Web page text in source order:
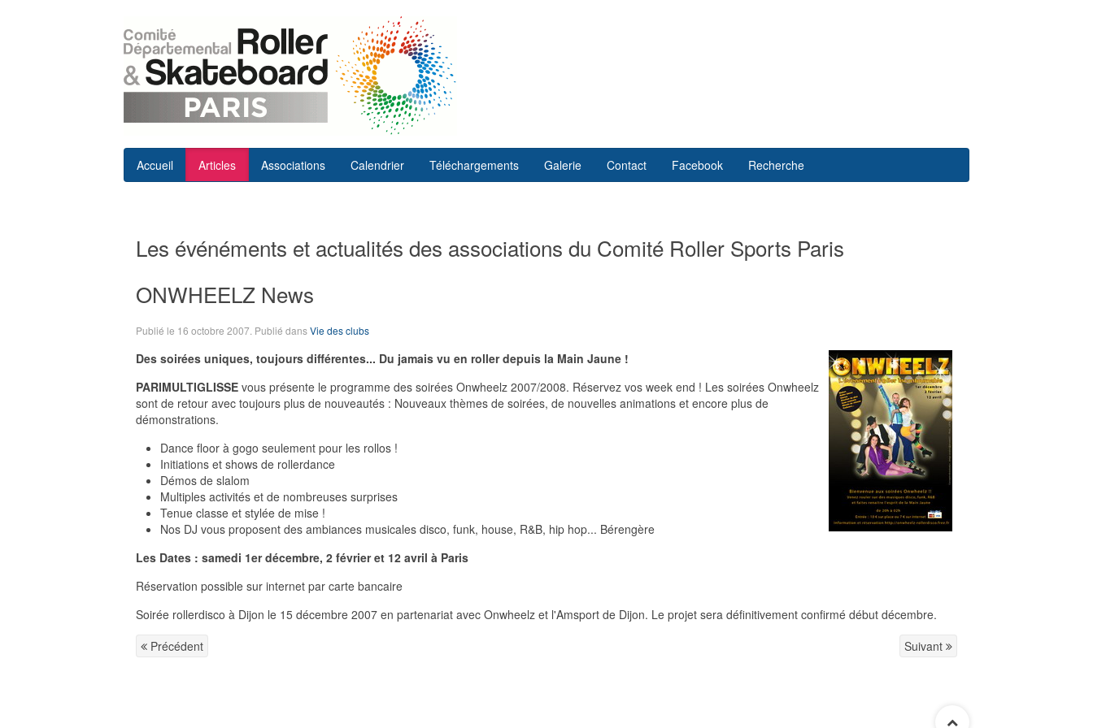
Accueil Articles Associations Calendrier Téléchargements Galerie Contact Facebook Recherche
Les événéments et actualités des associations du Comité Roller Sports Paris
ONWHEELZ News
Publié le 16 octobre 2007 . Publié dansVie des clubs
Des soirées uniques, toujours différentes... Du jamais vu en roller depuis la Main Jaune !
PARIMULTIGLISSE vous présente le programme des soirées Onwheelz 2007/2008. Réservez vos week end ! Les soirées Onwheelz
sont de retour avec toujours plus de nouveautés : Nouveaux thèmes de soirées, de nouvelles animations et encore plus de
démonstrations.
Dance floor à gogo seulement pour les rollos !
Initiations et shows de rollerdance
Démos de slalom
Multiples activités et de nombreuses surprises
Tenue classe et stylée de mise !
Nos DJ vous proposent des ambiances musicales disco, funk, house, R&B, hip hop... Bérengère
Les Dates : samedi 1er décembre, 2 février et 12 avril à Paris
Réservation possible sur internet par carte bancaire
Soirée rollerdisco à Dijon le 15 décembre 2007 en partenariat avec Onwheelz et l'Amsport de Dijon. Le projet sera définitivement confirmé début décembre.
Précédent
Suivant